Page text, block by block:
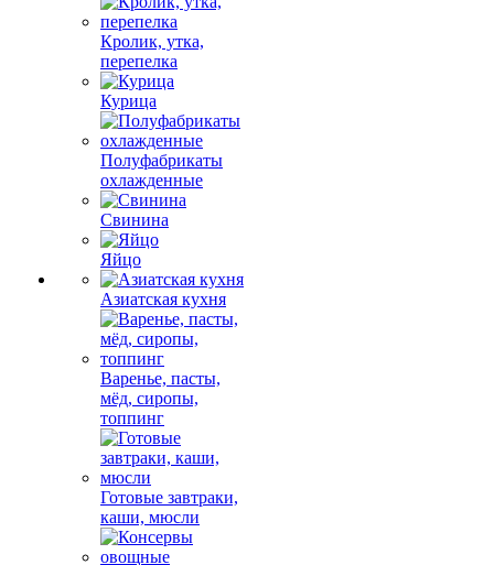
Кролик, утка,
перепелка
Курица
Полуфабрикаты
охлажденные
Свинина
Яйцо
Азиатская кухня
Варенье, пасты,
мёд, сиропы,
топпинг
Готовые завтраки,
каши, мюсли